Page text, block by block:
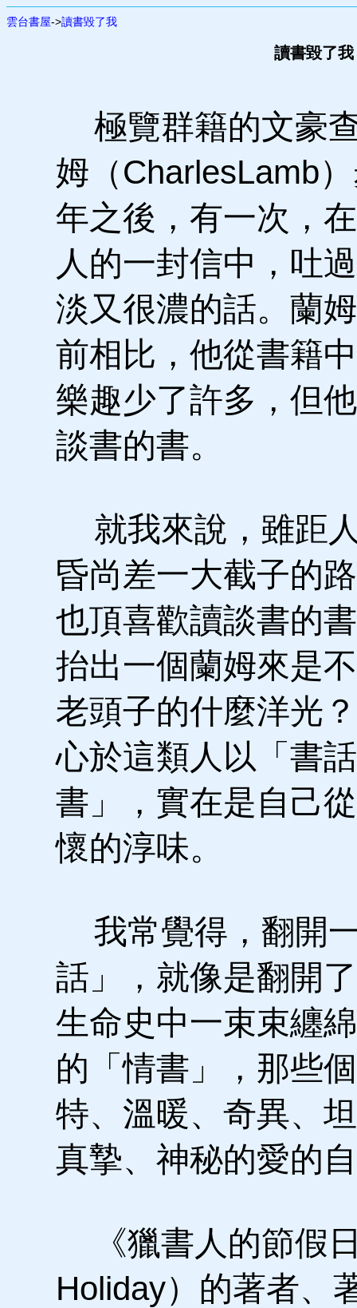
雲台書屋->讀書毀了我
讀書毀了
極覽群籍的文豪
姆（CharlesLamb
年之後，有一次，
人的一封信中，吐
淡又很濃的話。蘭
前相比，他從書籍
樂趣少了許多，但
談書的書。
就我來說，雖距
昏尚差一大截子的
也頂喜歡讀談書的
抬出一個蘭姆來是
老頭子的什麼洋光
心於這類人以「書
書」，實在是自己
懷的淳味。
我常覺得，翻開
話」，就像是翻開
生命史中一束束纏
的「情書」，那些
特、溫暖、奇異、
真摯、神秘的愛的
《獵書人的節假
Holiday）的著者、